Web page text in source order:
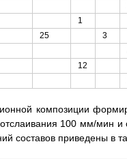
1
25 3
12
композиции
100 мм/мин
составов приведены в